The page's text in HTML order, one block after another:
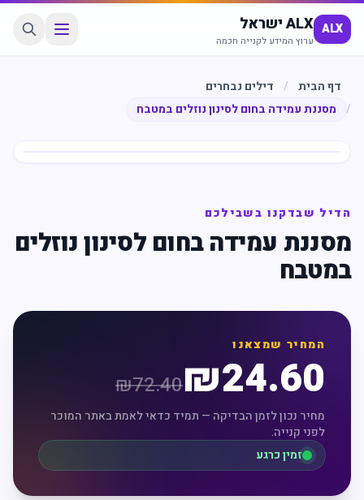
ALX ALX ישראל
ערוץ המידע לקנייה חכמה
דף הבית /
דילים נבחרים
/
מסננת עמידה בחום לסינון נוזלים במטבח
הדיל שבדקנו בשבילכם
מסננת עמידה בחום לסינון נוזלים
במטבח
המחיר שמצאנו
₪24.60
₪72.40
מחיר נכון לזמן הבדיקה — תמיד כדאי לאמת באתר המוכר
לפני קנייה.
זמין כרגע